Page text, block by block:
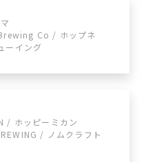
Co / ホップネ
ーイング
/ ホッピーミカン
/ ノムクラフト